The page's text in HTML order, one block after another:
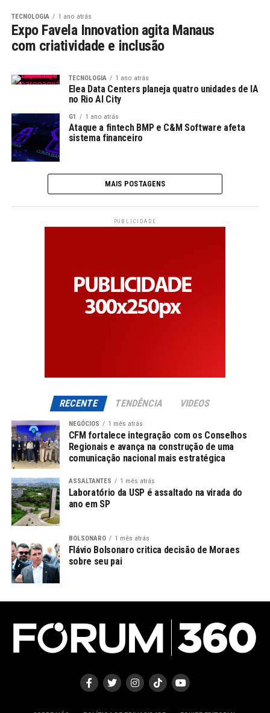
TECNOLOGIA 1 ano atrás
Expo Favela Innovation agita Manaus
com criatividade e inclusão
TECNOLOGIA 1 ano atrás
Elea Data Centers planeja quatro unidades de IA
no Rio AI City
G1 1 ano atrás
Ataque a fintech BMP e C&M Software afeta
sistema financeiro
MAIS POSTAGENS
PUBLICIDADE
RECENTE TENDÊNCIA VIDEOS
NEGÓCIOS 1 mês atrás
CFM fortalece integração com os Conselhos
Regionais e avança na construção de uma
comunicação nacional mais estratégica
ASSALTANTES 1 mês atrás
Laboratório da USP é assaltado na virada do
ano em SP
BOLSONARO 1 mês atrás
Flávio Bolsonaro critica decisão de Moraes
sobre seu pai